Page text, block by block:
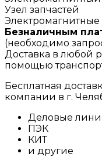
Узел запчастей
Электромагнитные
Безналичным
(необходимо
Доставка в любой
помощью
Бесплатная
компании в г.
Деловые
ПЭК
КИТ
и другие